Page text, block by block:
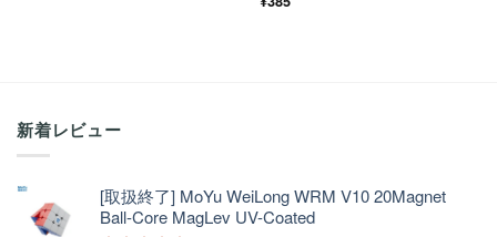
新着レビュー
[取扱終了] MoYu WeiLong WRM V10 20Magnet
Ball-Core MagLev UV-Coated